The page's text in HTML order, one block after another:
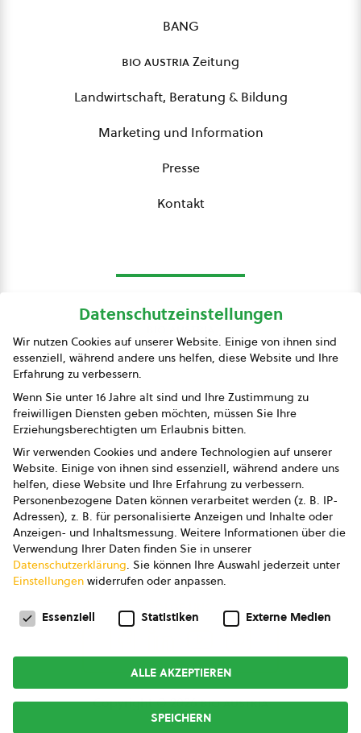
BANG
bio austriaZeitung
Landwirtschaft, Beratung & Bildung
Marketing und Information
Presse
Kontakt
Presse
Impressum
Datenschutz
AGB
AGB Marketing GmbH
AGB Bildung
Newsletter
Copyright © 2026bio austria
Datenschutzeinstellungen
Wir nutzen Cookies auf unserer Website. Einige von ihnen sind
essenziell, während andere uns helfen, diese Website und Ihre
Erfahrung zu verbessern.
Wenn Sie unter 16 Jahre alt sind und Ihre Zustimmung zu
freiwilligen Diensten geben möchten, müssen Sie Ihre
Erziehungsberechtigten um Erlaubnis bitten.
Wir verwenden Cookies und andere Technologien auf unserer
Website. Einige von ihnen sind essenziell, während andere uns
helfen, diese Website und Ihre Erfahrung zu verbessern.
Personenbezogene Daten können verarbeitet werden (z. B. IP-
Adressen), z. B. für personalisierte Anzeigen und Inhalte oder
Anzeigen- und Inhaltsmessung. Weitere Informationen über die
Verwendung Ihrer Daten finden Sie in unserer
Datenschutzerklärung. Sie können Ihre Auswahl jederzeit unter
Einstellungen widerrufen oder anpassen.
Datenschutzeinstellungen
Essenziell Statistiken Externe Medien
ALLE AKZEPTIEREN
SPEICHERN